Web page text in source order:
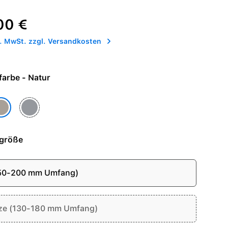
€
MwSt. zzgl. Versandkosten
Armbandfarbe - Natur
Schiefer
200 mm Umfang)
(130-180 mm Umfang)